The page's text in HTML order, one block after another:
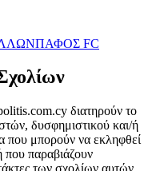
ΠΑΦΟΣ FC
διατηρούν το
δυσφημιστικού και/ή
που μπορούν να εκληφθεί
που παραβιάζουν